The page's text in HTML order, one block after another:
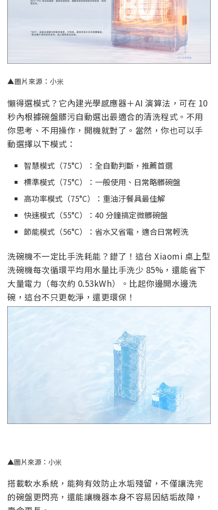
▲圖片來源：小米
懶得選模式？它內建光學感應器＋AI 演算法，可在 10
秒內根據碗盤髒污自動選出最適合的清洗程式。不用
你思考、不用操作，開機就對了。當然，你也可以手
動選擇以下模式：
智慧模式（75°C）：全自動判斷，推薦首選
標準模式（75°C）：一般使用、日常略髒碗盤
高功率模式（75°C）：重油汙餐具最佳解
快速模式（55°C）：40 分鐘搞定微髒碗盤
節能模式（56°C）：省水又省電，適合日常輕洗
洗碗機不一定比手洗耗能？錯了！這台 Xiaomi 桌上型
洗碗機每次循環平均用水量比手洗少 85%，還能省下
大量電力（每次約 0.53kWh）。比起你邊開水邊洗
碗，這台不只更乾淨，還更環保！
▲圖片來源：小米
搭載軟水系統，能夠有效防止水垢殘留，不僅讓洗完
的碗盤更閃亮，還能讓機器本身不容易因結垢故障，